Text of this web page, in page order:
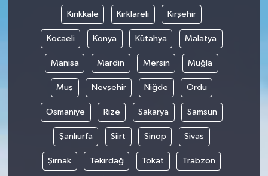
Kırıkkale Kırklareli Kırşehir
Kocaeli Konya Kütahya Malatya
Manisa Mardin Mersin Muğla
Muş Nevşehir Niğde Ordu
Osmaniye Rize Sakarya Samsun
Şanlıurfa Siirt Sinop Sivas
Şırnak Tekirdağ Tokat Trabzon